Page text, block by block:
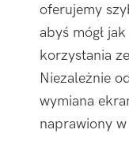
oferujemy
abyś mógł
korzystania
Niezależnie
wymiana
naprawiony